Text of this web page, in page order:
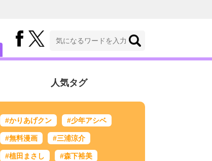
人気タグ
#かりあげクン #少年アシベ
#無料漫画 #三浦涼介
#植田まさし #森下裕美